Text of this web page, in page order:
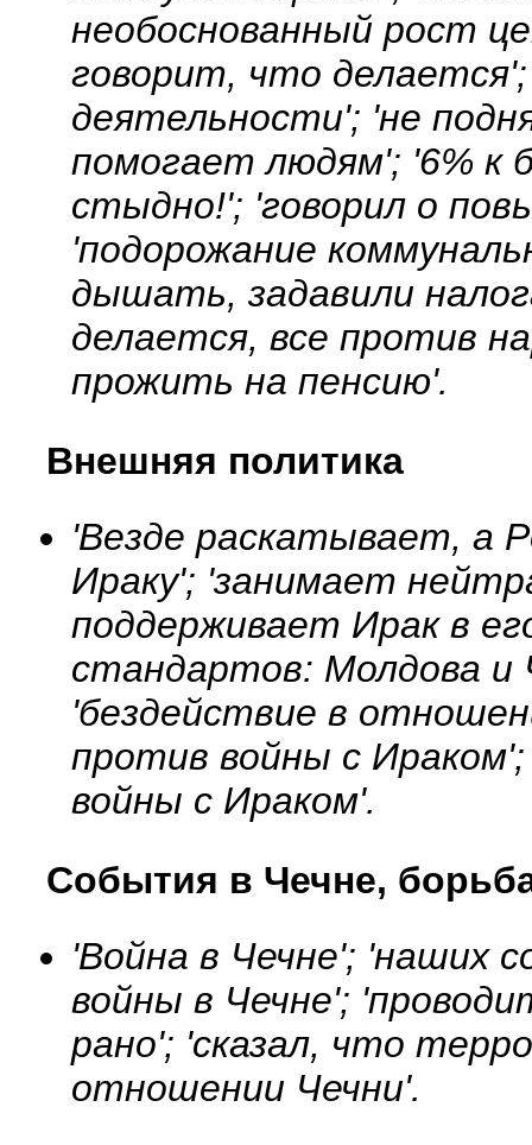
необоснованный рост
говорит, что
деятельности'; 'не
помогает людям'; '6% к
стыдно!'; 'говорил о
'подорожание
дышать, задавили
делается, все против
прожить на пенсию'.
Внешняя политика
'Везде раскатывает, а
Ираку'; 'занимает
поддерживает Ирак в
стандартов: Молдова
'бездействие в
против войны с
войны с Ираком'.
События в Чечне,
'Война в Чечне'; 'наших
войны в Чечне';
рано'; 'сказал, что
отношении Чечни'.